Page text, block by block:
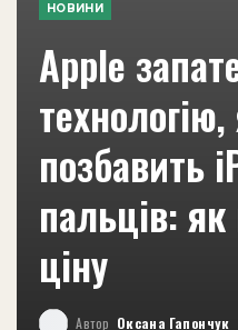
НОВИНИ
Apple
позбавить
пальців:
ціну
Автор Оксана Гапончук